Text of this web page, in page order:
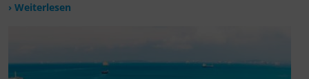
› Weiterlesen